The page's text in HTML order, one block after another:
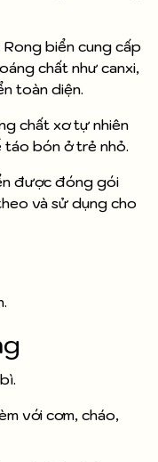
Rong biển cung cấp
chất như canxi,
toàn diện.
chất xơ tự nhiên
táo bón ở trẻ nhỏ.
được đóng gói
và sử dụng cho
với cơm, cháo,